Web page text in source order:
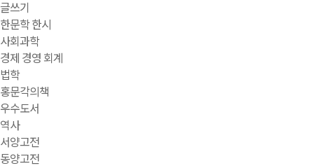
글쓰기
한문학 한시
사회과학
경제 경영 회계
법학
홍문각의책
우수도서
역사
서양고전
동양고전